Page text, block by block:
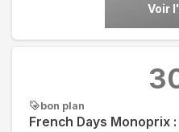
Voir
bon plan
French Days Monoprix